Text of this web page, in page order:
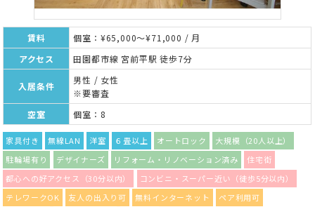
賃料
個室：¥65,000～¥71,000 / 月
アクセス
田園都市線 宮前平駅 徒歩7分
入居条件
男性 / 女性
※要審査
空室
個室：8
家具付き 無線LAN 洋室 ６畳以上 オートロック
大規模（20人以上）
駐輪場有り
デザイナーズ リフォーム・リノベーション済み
住宅街
都心への好アクセス（30分以内）
コンビニ・スーパー近い（徒歩5分以内）
テレワークOK
友人の出入り可 無料インターネット
ペア利用可